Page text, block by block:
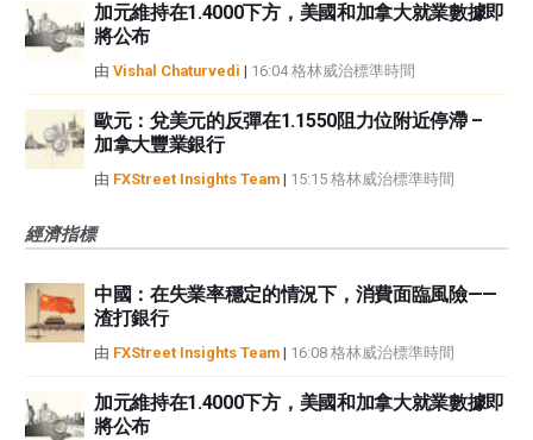
加元維持在1.4000下方，美國和加拿大就業數據即
將公布
由 Vishal Chaturvedi | 16:04 格林威治標準時間
歐元：兌美元的反彈在1.1550阻力位附近停滯 –
加拿大豐業銀行
由 FXStreet Insights Team | 15:15 格林威治標準時間
經濟指標
中國：在失業率穩定的情況下，消費面臨風險——
渣打銀行
由 FXStreet Insights Team | 16:08 格林威治標準時間
加元維持在1.4000下方，美國和加拿大就業數據即
將公布